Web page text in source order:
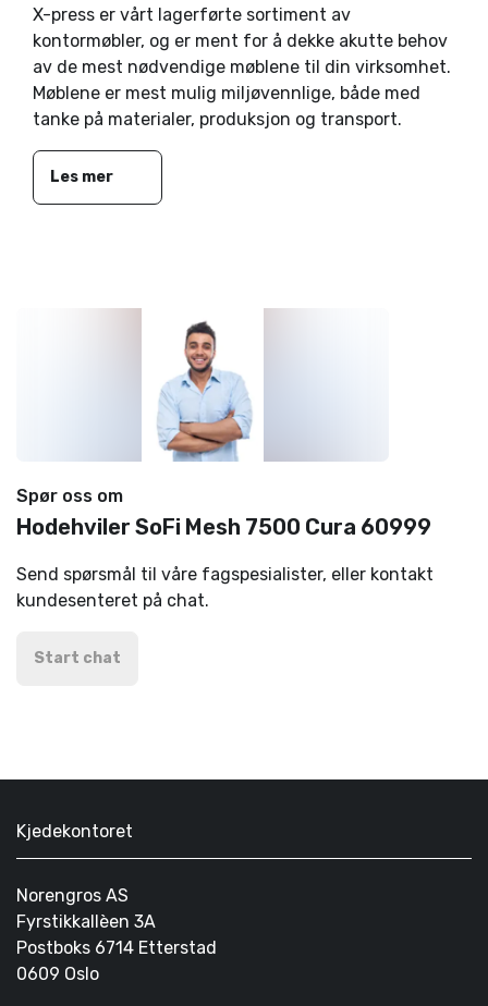
X-press er vårt lagerførte sortiment av
kontormøbler, og er ment for å dekke akutte behov
av de mest nødvendige møblene til din virksomhet.
Møblene er mest mulig miljøvennlige, både med
tanke på materialer, produksjon og transport.
Les mer
Spør oss om
Hodehviler SoFi Mesh 7500 Cura 60999
Send spørsmål til våre fagspesialister, eller kontakt
kundesenteret på chat.
Start chat
Kjedekontoret
Norengros AS
Fyrstikkallèen 3A
Postboks 6714 Etterstad
0609 Oslo